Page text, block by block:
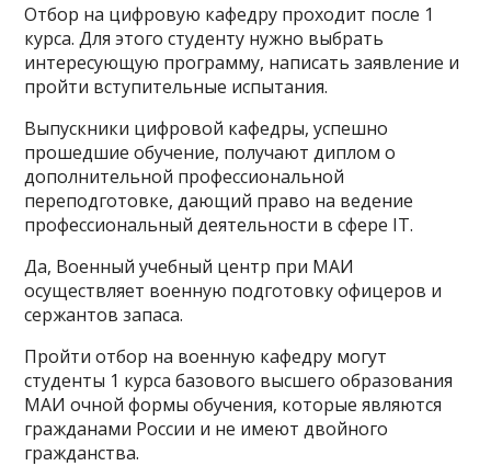
Отбор на цифровую кафедру проходит после 1
курса. Для этого студенту нужно выбрать
интересующую программу, написать заявление и
пройти вступительные испытания.
Выпускники цифровой кафедры, успешно
прошедшие обучение, получают диплом о
дополнительной профессиональной
переподготовке, дающий право на ведение
профессиональный деятельности в сфере IT.
Да, Военный учебный центр при МАИ
осуществляет военную подготовку офицеров и
сержантов запаса.
Пройти отбор на военную кафедру могут
студенты 1 курса базового высшего образования
МАИ очной формы обучения, которые являются
гражданами России и не имеют двойного
гражданства.